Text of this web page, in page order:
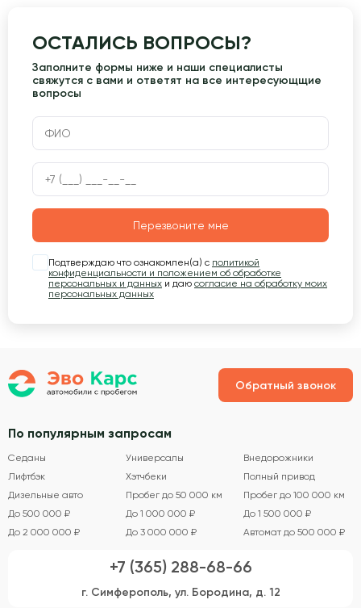
ОСТАЛИСЬ ВОПРОСЫ?
Заполните формы ниже и наши специалисты
свяжутся с вами и ответят на все интересующщие
вопросы
Перезвоните мне
Подтверждаю что ознакомлен(а) с политикой
конфиденциальности и положением об обработке
персональных и данных и даю согласие на обработку моих
персональных данных
Обратный звонок
По популярным запросам
Седаны Универсалы
Внедорожники
Лифтбэк
Хэтчбеки
Полный привод
Дизельные авто
Пробег до 50 000 км
Пробег до 100 000 км
До 500 000 ₽
До 1 000 000 ₽
До 1 500 000 ₽
До 2 000 000 ₽
До 3 000 000 ₽ Автомат до 500 000 ₽
+7 (365) 288-68-66
г. Симферополь, ул. Бородина, д. 12